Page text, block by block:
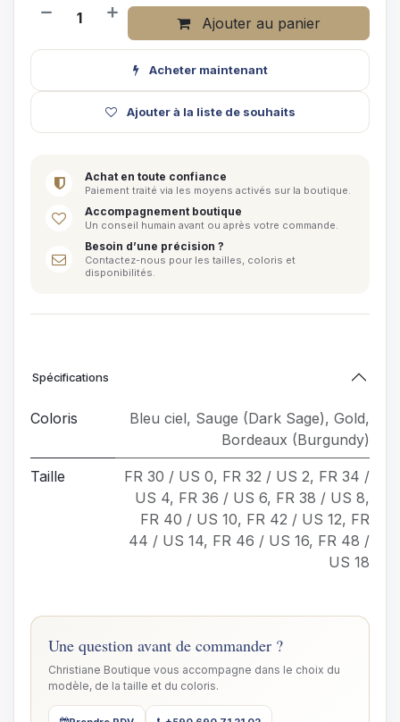
Ajouter au panier
Acheter maintenant
Ajouter à la liste de souhaits
Achat en toute confiance
Paiement traité via les moyens activés sur la boutique.
Accompagnement boutique
Un conseil humain avant ou après votre commande.
Besoin d’une précision ?
Contactez-nous pour les tailles, coloris et
disponibilités.
Spécifications
Coloris Bleu ciel, Sauge (Dark Sage), Gold,
Bordeaux (Burgundy)
Taille FR 30 / US 0, FR 32 / US 2, FR 34 /
US 4, FR 36 / US 6, FR 38 / US 8,
FR 40 / US 10, FR 42 / US 12, FR
44 / US 14, FR 46 / US 16, FR 48 /
US 18
Une question avant de commander ?
Christiane Boutique vous accompagne dans le choix du
modèle, de la taille et du coloris.